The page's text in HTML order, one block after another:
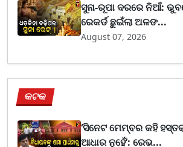
ସୁନା-ରୂପା ଦରରେ ନିଆଁ:
ରେକର୍ଡ ଛୁଇଁଲା ଅଳଙ...
August 07, 2026
କଟକ
‘ସିନେଟ ମେମ୍ବର କହି
ଆଧାର ନୁହେଁ’: ରେଭ...